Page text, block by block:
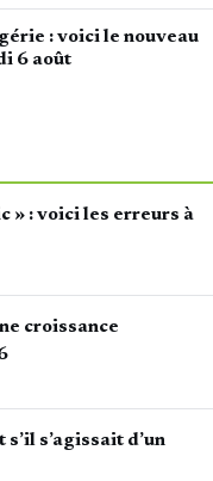
: voici le nouveau
6 août
» : voici les erreurs à
croissance
s’agissait d’un